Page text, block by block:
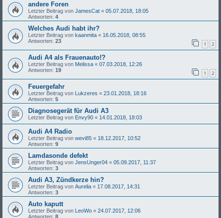
andere Foren
Letzter Beitrag von JamesCat « 05.07.2018, 18:05
Antworten: 4
Welches Audi habt ihr?
Letzter Beitrag von kaanmita « 16.05.2018, 08:55
Antworten: 23 1 2
Audi A4 als Frauenauto!?
Letzter Beitrag von Melissa « 07.03.2018, 12:26
Antworten: 19 1 2
Feuergefahr
Letzter Beitrag von Lukzeres « 23.01.2018, 18:16
Antworten: 5
Diagnosegerät für Audi A3
Letzter Beitrag von Envy90 « 14.01.2018, 18:03
Audi A4 Radio
Letzter Beitrag von wevi85 « 18.12.2017, 10:52
Antworten: 9
Lamdasonde defekt
Letzter Beitrag von JensUnger04 « 05.09.2017, 11:37
Antworten: 3
Audi A3, Zündkerze hin?
Letzter Beitrag von Aurelia « 17.08.2017, 14:31
Antworten: 3
Auto kaputt
Letzter Beitrag von LeoWo « 24.07.2017, 12:06
Antworten: 8